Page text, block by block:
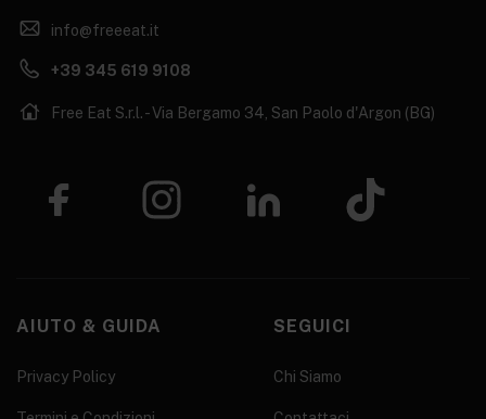
info@freeeat.it
+39 345 619 9108
Free Eat S.r.l. - Via Bergamo 34, San Paolo d'Argon (BG)
AIUTO & GUIDA
Privacy Policy
SEGUICI
Chi Siamo